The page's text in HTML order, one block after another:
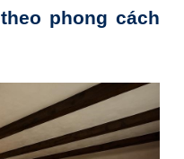
theo phong cách